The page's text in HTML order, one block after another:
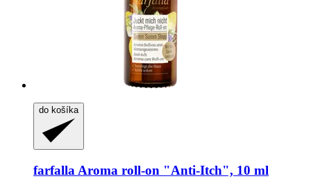
do košíka
farfalla Aroma roll-​on "Anti-​Itch", 10 ml